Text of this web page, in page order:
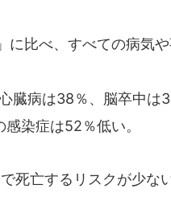
に比べ、すべての病気
臓病は38％、脳卒中は
染症は52％低い。
死亡するリスクが少な